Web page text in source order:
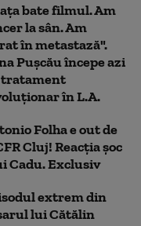
bate filmul. Am
la sân. Am
în metastază".
Pușcău începe azi
în L.A.
Folha e out de
Cluj! Reacția șoc
Cadu. Exclusiv
extrem din
lui Cătălin